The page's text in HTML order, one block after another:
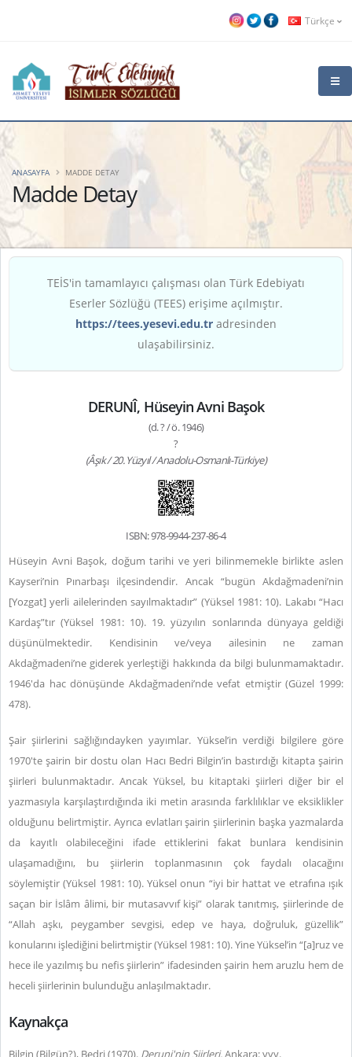
Türkçe
Madde Detay
ANASAYFA MADDE DETAY
TEİS'in tamamlayıcı çalışması olan Türk Edebiyatı
Eserler Sözlüğü (TEES) erişime açılmıştır.
https://tees.yesevi.edu.tr adresinden
ulaşabilirsiniz.
DERUNÎ, Hüseyin Avni Başok
(d. ? / ö. 1946)
?
(Âşık / 20. Yüzyıl / Anadolu-Osmanlı-Türkiye)
ISBN: 978-9944-237-86-4
Hüseyin Avni Başok, doğum tarihi ve yeri bilinmemekle birlikte aslen
Kayseri’nin Pınarbaşı ilçesindendir. Ancak “bugün Akdağmadeni’nin
[Yozgat] yerli ailelerinden sayılmaktadır” (Yüksel 1981: 10). Lakabı “Hacı
Kardaş”tır (Yüksel 1981: 10). 19. yüzyılın sonlarında dünyaya geldiği
düşünülmektedir. Kendisinin ve/veya ailesinin ne zaman
Akdağmadeni’ne giderek yerleştiği hakkında da bilgi bulunmamaktadır.
1946'da hac dönüşünde Akdağmadeni’nde vefat etmiştir (Güzel 1999:
478).
Şair şiirlerini sağlığındayken yayımlar. Yüksel’in verdiği bilgilere göre
1970'te şairin bir dostu olan Hacı Bedri Bilgin’in bastırdığı kitapta şairin
şiirleri bulunmaktadır. Ancak Yüksel, bu kitaptaki şiirleri diğer bir el
yazmasıyla karşılaştırdığında iki metin arasında farklılıklar ve eksiklikler
olduğunu belirtmiştir. Ayrıca evlatları şairin şiirlerinin başka yazmalarda
da kayıtlı olabileceğini ifade ettiklerini fakat bunlara kendisinin
ulaşamadığını, bu şiirlerin toplanmasının çok faydalı olacağını
söylemiştir (Yüksel 1981: 10). Yüksel onun “iyi bir hattat ve etrafına ışık
saçan bir İslâm âlimi, bir mutasavvıf kişi” olarak tanıtmış, şiirlerinde de
“Allah aşkı, peygamber sevgisi, edep ve haya, doğruluk, güzellik”
konularını işlediğini belirtmiştir (Yüksel 1981: 10). Yine Yüksel’in “[a]ruz ve
hece ile yazılmış bu nefis şiirlerin” ifadesinden şairin hem aruzlu hem de
heceli şiirlerinin bulunduğu anlaşılmaktadır.
Kaynakça
Bilgin (Bilgün?), Bedri (1970). Deruni'nin Şiirleri.Ankara: yyy.